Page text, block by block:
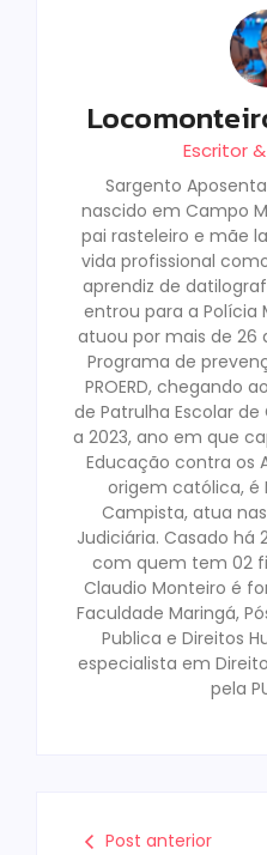
Escritor
Sargento
nascido em Campo
pai rasteleiro e mãe
vida profissional
aprendiz de
entrou para a Polícia
atuou por mais de 26
Programa de
PROERD, chegando
de Patrulha Escolar
a 2023, ano em que
Educação contra os
origem católica, é
Campista, atua
Judiciária. Casado há
com quem tem 02
Claudio Monteiro é
Faculdade Maringá,
Publica e Direitos
especialista em
pela
Post anterior